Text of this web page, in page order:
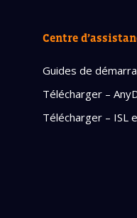
Centre
Guides de
Télécharger –
Télécharger – ISL